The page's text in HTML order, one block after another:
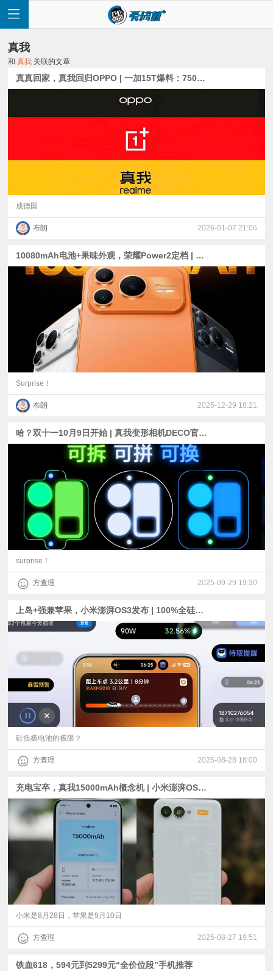
评
普
验
真我
和真我 关联的文章
真真回家，真我回归OPPO | 一加15T爆料：7500mAh电池+JN5长焦 | moto影像Air预热：对称双扬+京东方Q10屏
成德国
布朗 2026-01-07 21:06
10080mAh电池+果味外观，荣耀Power2定档 | 真我万级mAh新机泄露 | 一加Turbo 6/6V外观公布
Surprise！
布朗 2025-12-29 18:21
哈？双十一10月9日开始 | 真我变形相机DECO官宣 | Find X9 Pro全规格爆料
surprise！
方查理 2025-09-29 19:30
上岛+强兼苹果，小米澎湃OS3发布 | 100%全硅负极电池，真我15000mAh电池概念机发布
硅负极电池的极限？
方查理 2025-08-28 18:00
充电宝卒，真我15000mAh概念机 | 小米澎湃OS3、iPhone 17发布会定档
小米是8月28日，苹果是9月10日
方查理 2025-08-27 19:51
铁血618，594元到5299元“全价位段”手机推荐